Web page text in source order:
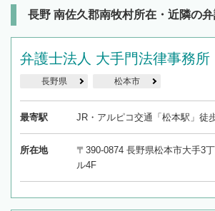
長野 南佐久郡南牧村所在・近隣の
弁護士法人 大手門法律事務所
長野県 松本市
最寄駅 JR・アルピコ交通「松本駅」徒
所在地
〒390-0874 長野県松本市大手3
ル4F